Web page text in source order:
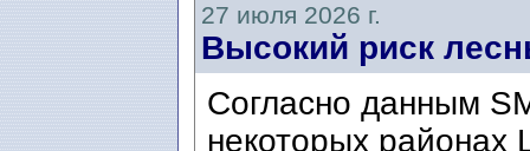
27 июля 2026 г.
Высокий риск
Согласно данным
некоторых районах